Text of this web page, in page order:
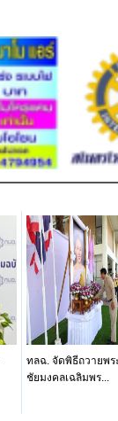
ทลฉ. จัดพิธีถวายพร
ชัยมงคลเฉลิมพร...